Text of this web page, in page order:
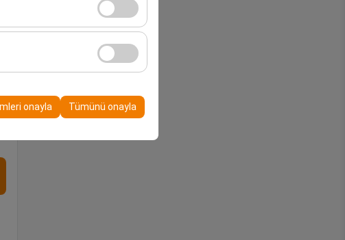
iyileştirmek için kullanılır.
kampanyalarımızın
onayla Tümünü onayla